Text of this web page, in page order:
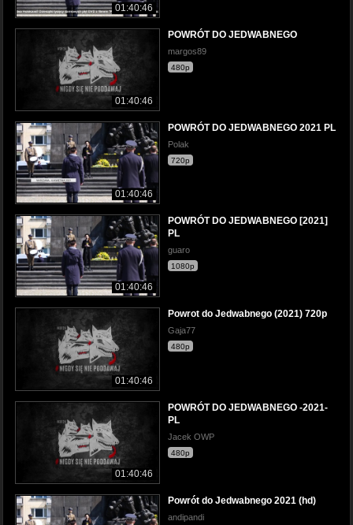
01:40:46
01:40:46
POWRÓT DO JEDWABNEGO
margos89
480p
01:40:46
POWRÓT DO JEDWABNEGO 2021 PL
Polak
720p
01:40:46
POWRÓT DO JEDWABNEGO [2021]
PL
guaro
1080p
01:40:46
Powrot do Jedwabnego (2021) 720p
Gaja77
480p
01:40:46
POWRÓT DO JEDWABNEGO -2021-
PL
Jacek OWP
480p
Powrót do Jedwabnego 2021 (hd)
andipandi